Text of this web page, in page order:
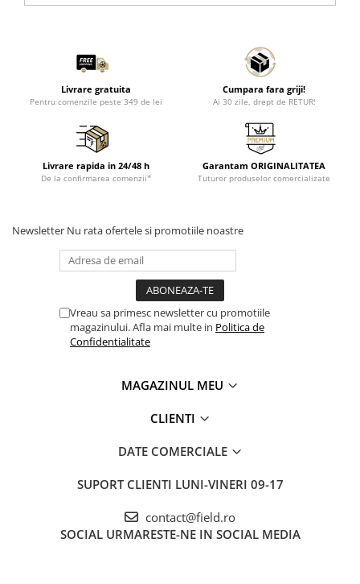
Livrare gratuita
Pentru comenzile peste 349 de lei
Cumpara fara griji!
Ai 30 zile, drept de RETUR!
Livrare rapida in 24/48 h
De la confirmarea comenzii*
Garantam ORIGINALITATEA
Tuturor produselor comercializate
Newsletter Nu rata ofertele si promotiile noastre
Vreau sa primesc newsletter cu promotiile
magazinului. Afla mai multe in Politica de
Confidentialitate
MAGAZINUL MEU
CLIENTI
DATE COMERCIALE
SUPORT CLIENTI LUNI-VINERI 09-17
contact@field.ro
SOCIAL URMARESTE-NE IN SOCIAL MEDIA